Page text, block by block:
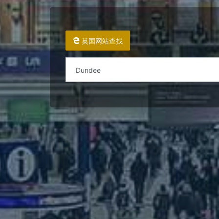
英国网站查找